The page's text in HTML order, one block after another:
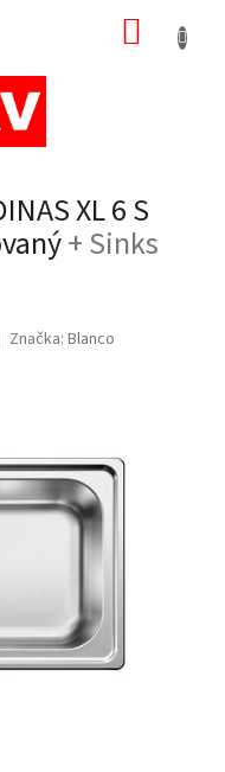
XL 6 S
+ Sinks
Značka: Blanco